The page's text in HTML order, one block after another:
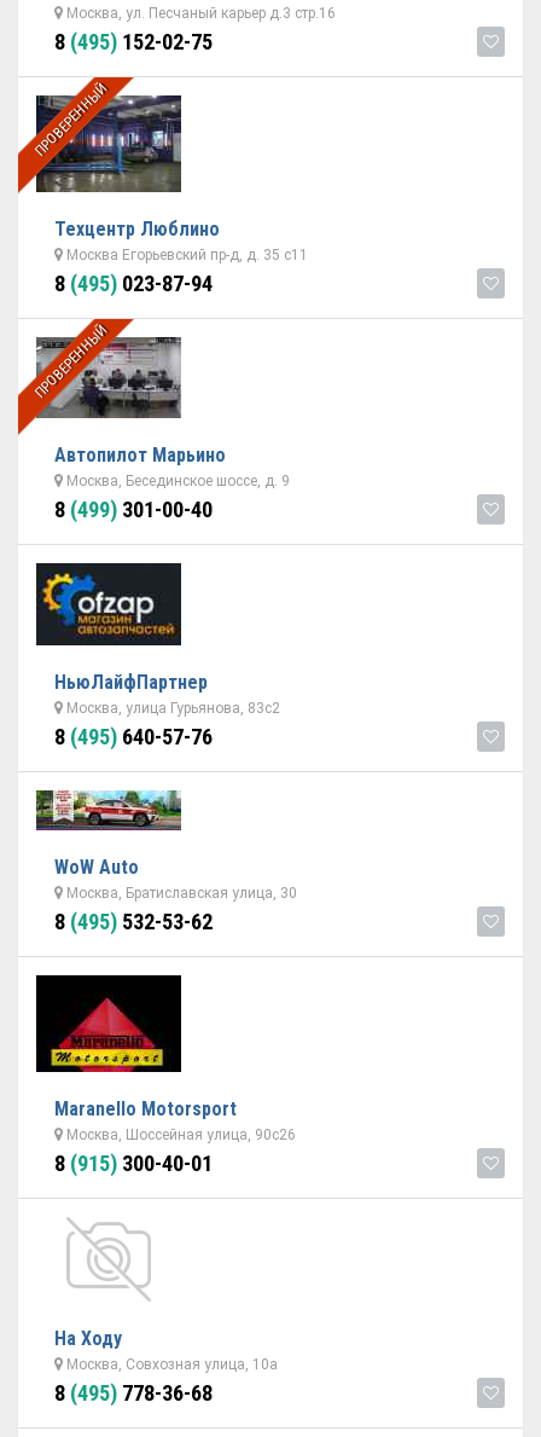
Москва, ул. Песчаный карьер д.3 стр.16
8 (495) 152-02-75
ПРОВЕРЕННЫЙ
Техцентр Люблино
Москва Егорьевский пр-д, д. 35 с11
8 (495) 023-87-94
ПРОВЕРЕННЫЙ
Автопилот Марьино
Москва, Бесединское шоссе, д. 9
8 (499) 301-00-40
НьюЛайфПартнер
Москва, улица Гурьянова, 83с2
8 (495) 640-57-76
WoW Auto
Москва, Братиславская улица, 30
8 (495) 532-53-62
Maranello Motorsport
Москва, Шоссейная улица, 90с26
8 (915) 300-40-01
На Ходу
Москва, Совхозная улица, 10а
8 (495) 778-36-68